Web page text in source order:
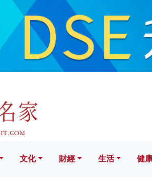
財經 生活 健康
文化 財經 生活 健